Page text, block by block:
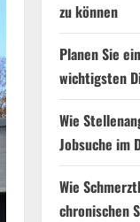
zu können
Planen Sie
wichtigsten
Wie
Jobsuche im
Wie
chronischen